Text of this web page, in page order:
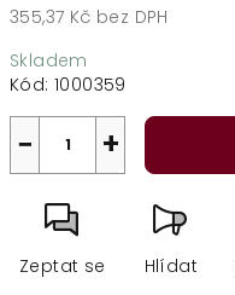
355,37 Kč bez DPH
cena:
Skladem
Kód: 1000359
+
−
Zeptat se Hlídat